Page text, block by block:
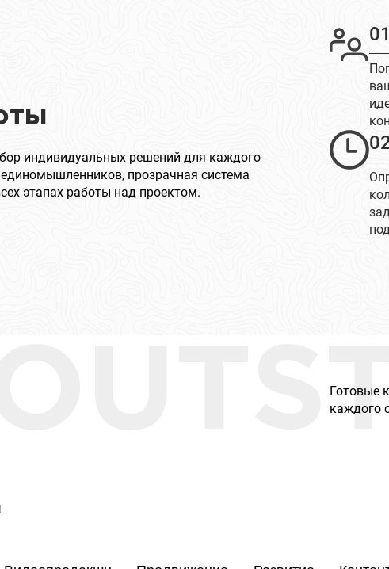
индивидуальных решений для каждого
прозрачная система
этапах работы над проектом.
01
Готовые
каждого